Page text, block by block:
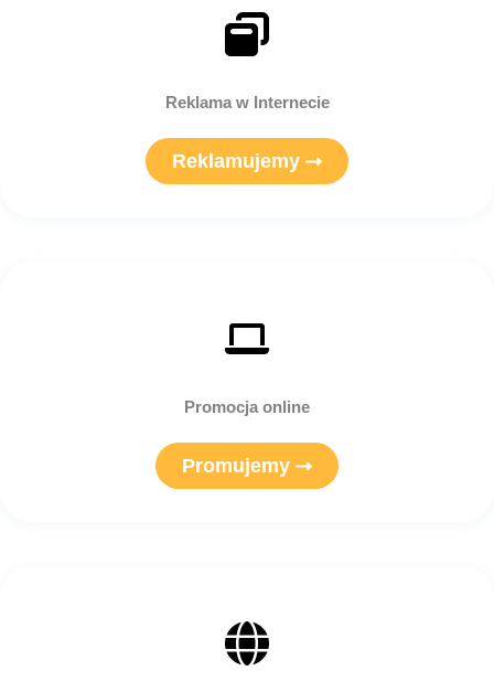
Reklama w Internecie
Reklamujemy
Promocja online
Promujemy